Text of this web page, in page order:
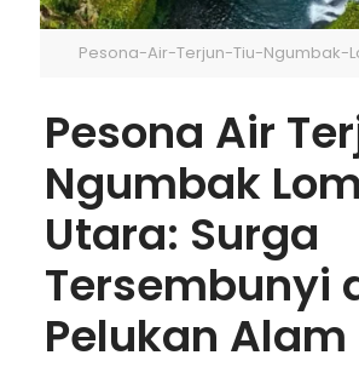
Pesona-Air-Terjun-Tiu-Ngumbak-
Pesona Air
Ngumbak
Utara: Surga
Tersembunyi
Pelukan Alam